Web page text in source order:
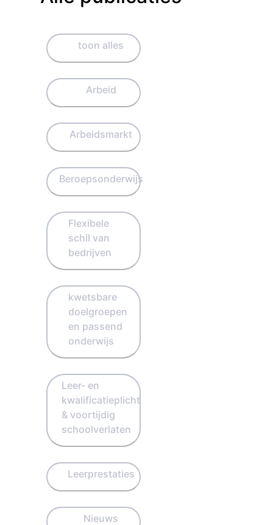
toon alles
Arbeid
Arbeidsmarkt
Beroepsonderwijs
Flexibele
schil van
bedrijven
kwetsbare
doelgroepen
en passend
onderwijs
Leer- en
kwalificatieplicht
& voortijdig
schoolverlaten
Leerprestaties
Nieuws